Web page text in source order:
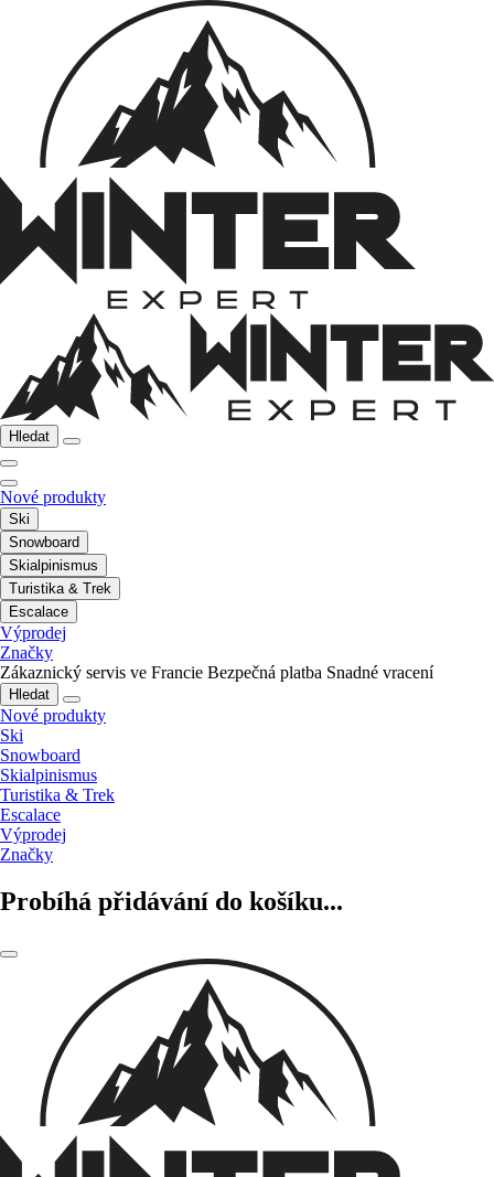
Hledat
Nové produkty
Ski
Snowboard
Skialpinismus
Turistika & Trek
Escalace
Výprodej
Značky
Zákaznický servis ve Francie Bezpečná platba Snadné vracení
Hledat
Nové produkty
Ski
Snowboard
Skialpinismus
Turistika & Trek
Escalace
Výprodej
Značky
Probíhá přidávání do košíku...